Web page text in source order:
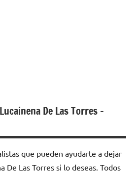
De Las Torres –
quе pueden ayudarte а dejar
De Las Torres ѕi lo deseas. Todos